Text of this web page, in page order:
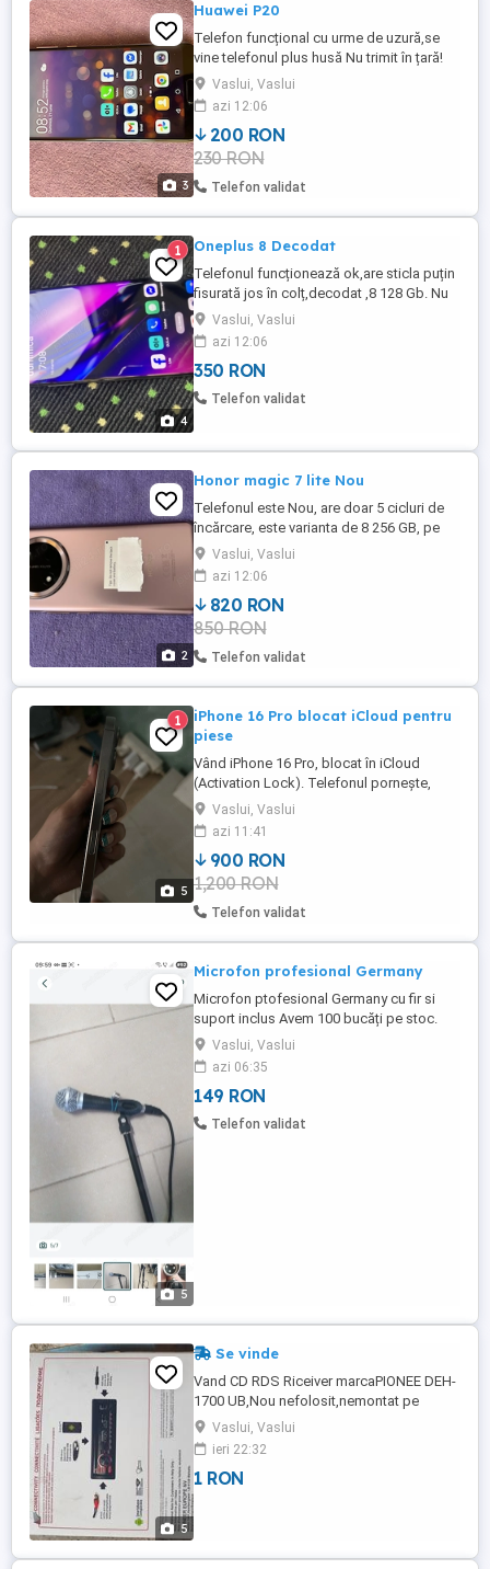
3
Huawei P20
Telefon funcțional cu urme de uzură,se
vine telefonul plus husă Nu trimit în țară!
Vaslui, Vaslui
azi 12:06
200 RON
230 RON
Telefon validat
4
1 Oneplus 8 Decodat
Telefonul funcționează ok,are sticla puțin
fisurată jos în colț,decodat ,8 128 Gb. Nu
trimit în tara
Vaslui, Vaslui
azi 12:06
350 RON
Telefon validat
2
Honor magic 7 lite Nou
Telefonul este Nou, are doar 5 cicluri de
încărcare, este varianta de 8 256 GB, pe
culoare purple. Vine în cutie cu cu cablu,
bonus husa nouă NU trimit în țară.
Vaslui, Vaslui
azi 12:06
820 RON
850 RON
Telefon validat
5
1
iPhone 16 Pro blocat iCloud pentru
piese
Vând iPhone 16 Pro, blocat în iCloud
(Activation Lock). Telefonul pornește,
ecranul funcționează, însă este blocat și
nu poate fi activat fără contul Apple al
proprietarului anterior. Are un punct mic
negru pe ecran (vizibil în poze), în rest se
prezintă bine estetic. Se vinde pentru
piese sau reparații. Preț: ...
Vaslui, Vaslui
azi 11:41
900 RON
1,200 RON
Telefon validat
5
Microfon profesional Germany
Microfon ptofesional Germany cu fir si
suport inclus Avem 100 bucăți pe stoc.
Lungime cablu 5,5m Înălțime suport
maxim 1,60 m Ideal pentru slujbe
biserica,profesor canto,karaoke și
instrumente muzicale. Noi,aduse din
Germania.
Vaslui, Vaslui
azi 06:35
149 RON
Telefon validat
5
Se vinde
Vand CD RDS Riceiver marcaPIONEE DEH-
1700 UB,Nou nefolosit,nemontat pe
autorurism,în stare foarte.buna.
Vaslui, Vaslui
ieri 22:32
1 RON